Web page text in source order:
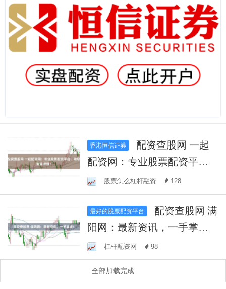
香港恒信证券
配资网：专业股票配资平
台，助您财富增值！
股票怎么杠杆融资 128
最好的股票配资平台
阳网：最新资讯，一手掌
握！杠杆配资网 98
全部加载完成